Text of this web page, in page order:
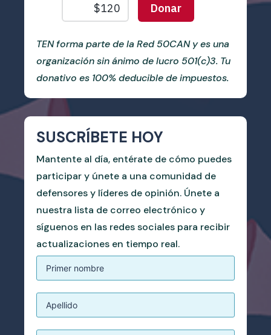
TEN forma parte de la Red 50CAN y es una
organización sin ánimo de lucro 501(c)3. Tu
donativo es 100% deducible de impuestos.
SUSCRÍBETE HOY
Mantente al día, entérate de cómo puedes
participar y únete a una comunidad de
defensores y líderes de opinión. Únete a
nuestra lista de correo electrónico y
síguenos en las redes sociales para recibir
actualizaciones en tiempo real.